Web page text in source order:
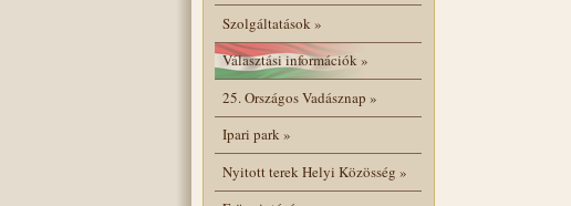
Szolgáltatások»
Választási információk»
25. Országos Vadásznap »
Ipari park»
Nyitott terek Helyi Közösség »